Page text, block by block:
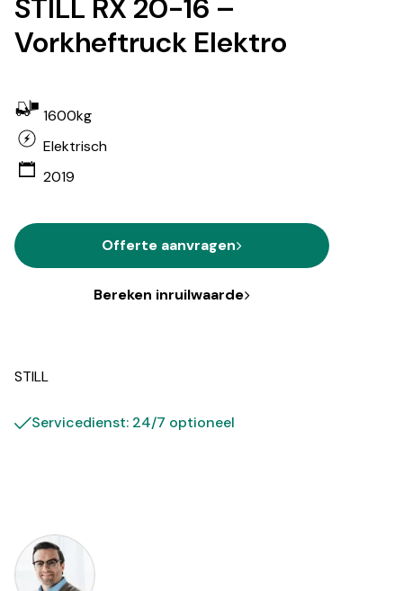
STILL RX 20-16 –
Vorkheftruck Elektro
1600kg
Elektrisch
2019
Offerte aanvragen
Bereken inruilwaarde
STILL
Servicedienst: 24/7 optioneel